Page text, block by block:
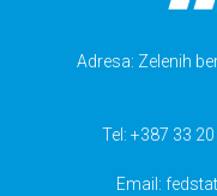
Adresa: Zelenih
Tel: +387 33
Email: